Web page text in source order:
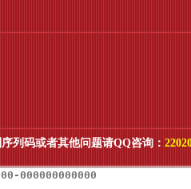
列码或者其他问题请QQ咨询：